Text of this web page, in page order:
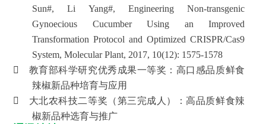
Sun#, Li Yang#, Engineering Non-transgenic
Gynoecious Cucumber Using an Improved
Transformation Protocol and Optimized CRISPR/Cas9
System, Molecular Plant, 2017, 10(12): 1575-1578

教育部科学研究优秀成果一等奖：高口感品质鲜食
辣椒新品种培育与应用

大北农科技二等奖（第三完成人）：高品质鲜食辣
椒新品种选育与推广